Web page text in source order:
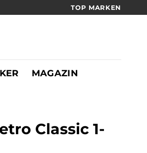
TOP MARKEN
MAGAZIN
Classic 1-